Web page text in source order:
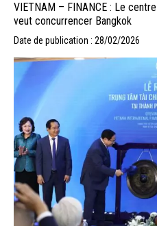
VIETNAM – FINANCE : Le
veut concurrencer Bangkok
Date de publication : 28/02/2026